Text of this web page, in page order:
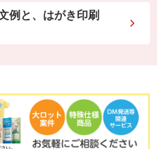
例と、はがき印刷